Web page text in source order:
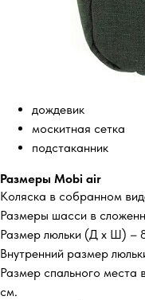
дождевик
москитная сетка
подстаканник
Размеры Mobi air
Коляска в собранном
Размеры шасси в
Размер люльки (Д х Ш) –
Внутренний размер
Размер спального
см.